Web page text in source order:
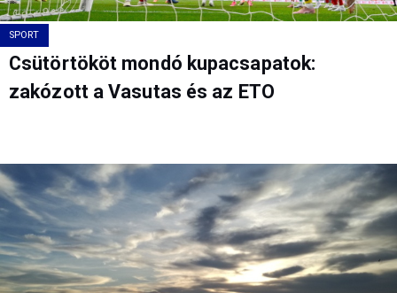
SPORT
Csütörtököt mondó kupacsapatok:
zakózott a Vasutas és az ETO